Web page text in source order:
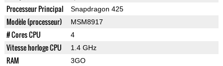
Processeur Principal Snapdragon 425
Modèle (processeur) MSM8917
# Cores CPU 4
Vitesse horloge CPU 1.4 GHz
RAM 3GO